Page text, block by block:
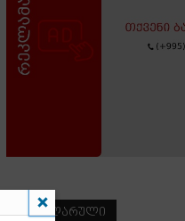
ᲞᲝᲞᲣᲚᲐᲠᲣᲚᲘ